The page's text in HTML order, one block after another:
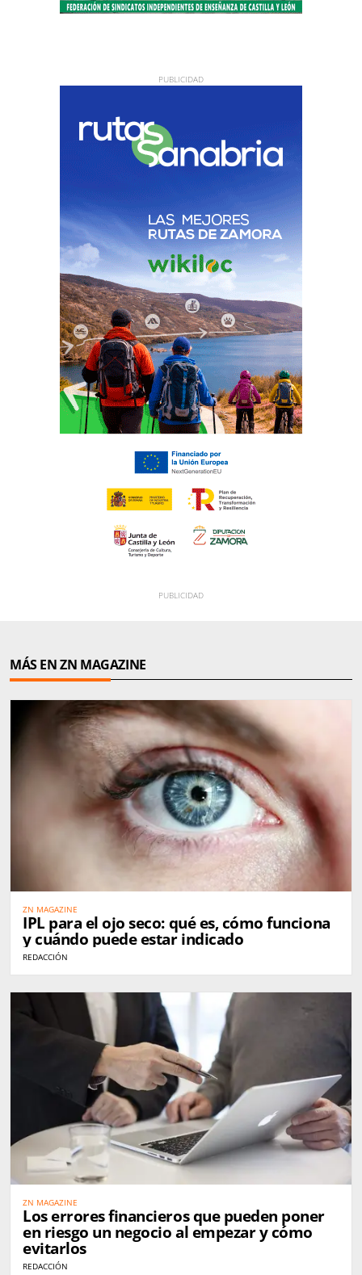
MÁS EN ZN MAGAZINE
ZN MAGAZINE
IPL para el ojo seco: qué es, cómo funciona
y cuándo puede estar indicado
REDACCIÓN
ZN MAGAZINE
Los errores financieros que pueden poner
en riesgo un negocio al empezar y cómo
evitarlos
REDACCIÓN